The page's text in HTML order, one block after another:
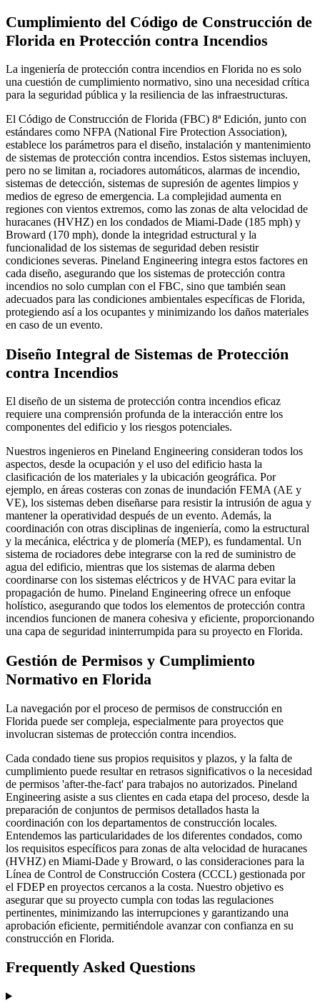
Cumplimiento del Código de Construcción de
Florida en Protección contra Incendios
La ingeniería de protección contra incendios en Florida no es solo
una cuestión de cumplimiento normativo, sino una necesidad crítica
para la seguridad pública y la resiliencia de las infraestructuras.
El Código de Construcción de Florida (FBC) 8ª Edición, junto con
estándares como NFPA (National Fire Protection Association),
establece los parámetros para el diseño, instalación y mantenimiento
de sistemas de protección contra incendios. Estos sistemas incluyen,
pero no se limitan a, rociadores automáticos, alarmas de incendio,
sistemas de detección, sistemas de supresión de agentes limpios y
medios de egreso de emergencia. La complejidad aumenta en
regiones con vientos extremos, como las zonas de alta velocidad de
huracanes (HVHZ) en los condados de Miami-Dade (185 mph) y
Broward (170 mph), donde la integridad estructural y la
funcionalidad de los sistemas de seguridad deben resistir
condiciones severas. Pineland Engineering integra estos factores en
cada diseño, asegurando que los sistemas de protección contra
incendios no solo cumplan con el FBC, sino que también sean
adecuados para las condiciones ambientales específicas de Florida,
protegiendo así a los ocupantes y minimizando los daños materiales
en caso de un evento.
Diseño Integral de Sistemas de Protección
contra Incendios
El diseño de un sistema de protección contra incendios eficaz
requiere una comprensión profunda de la interacción entre los
componentes del edificio y los riesgos potenciales.
Nuestros ingenieros en Pineland Engineering consideran todos los
aspectos, desde la ocupación y el uso del edificio hasta la
clasificación de los materiales y la ubicación geográfica. Por
ejemplo, en áreas costeras con zonas de inundación FEMA (AE y
VE), los sistemas deben diseñarse para resistir la intrusión de agua y
mantener la operatividad después de un evento. Además, la
coordinación con otras disciplinas de ingeniería, como la estructural
y la mecánica, eléctrica y de plomería (MEP), es fundamental. Un
sistema de rociadores debe integrarse con la red de suministro de
agua del edificio, mientras que los sistemas de alarma deben
coordinarse con los sistemas eléctricos y de HVAC para evitar la
propagación de humo. Pineland Engineering ofrece un enfoque
holístico, asegurando que todos los elementos de protección contra
incendios funcionen de manera cohesiva y eficiente, proporcionando
una capa de seguridad ininterrumpida para su proyecto en Florida.
Gestión de Permisos y Cumplimiento
Normativo en Florida
La navegación por el proceso de permisos de construcción en
Florida puede ser compleja, especialmente para proyectos que
involucran sistemas de protección contra incendios.
Cada condado tiene sus propios requisitos y plazos, y la falta de
cumplimiento puede resultar en retrasos significativos o la necesidad
de permisos 'after-the-fact' para trabajos no autorizados. Pineland
Engineering asiste a sus clientes en cada etapa del proceso, desde la
preparación de conjuntos de permisos detallados hasta la
coordinación con los departamentos de construcción locales.
Entendemos las particularidades de los diferentes condados, como
los requisitos específicos para zonas de alta velocidad de huracanes
(HVHZ) en Miami-Dade y Broward, o las consideraciones para la
Línea de Control de Construcción Costera (CCCL) gestionada por
el FDEP en proyectos cercanos a la costa. Nuestro objetivo es
asegurar que su proyecto cumpla con todas las regulaciones
pertinentes, minimizando las interrupciones y garantizando una
aprobación eficiente, permitiéndole avanzar con confianza en su
construcción en Florida.
Frequently Asked Questions